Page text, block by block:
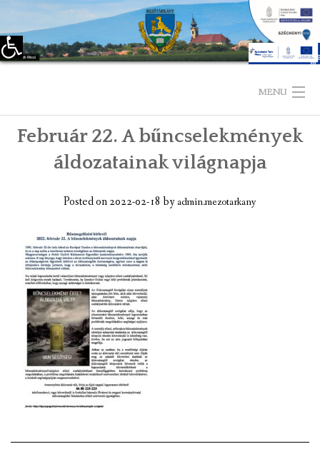
Eszköztár megnyitása
MENU
KEZDŐLAP
LÁTNIVALÓK
KAPCSOLAT
ÖNKORMÁNYZAT
KÉPVISELŐ-TESTÜLET
VÁLASZTÁSI INFORMÁCIÓK
NEMZETISÉGI ÖNKORMÁNYZAT
TÁRSULÁS
PÁLYÁZATOK
Február 22. A bűncselekmények
áldozatainak világnapja
Posted on2022-02-18 byadmin.mezotarkany